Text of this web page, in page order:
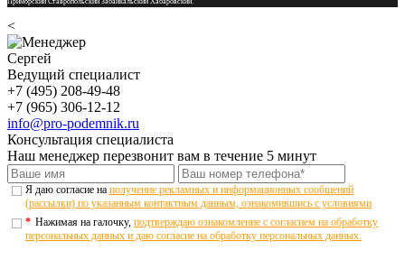
<
Сергей
Ведущий специалист
+7 (495) 208-49-48
+7 (965) 306-12-12
info@pro-podemnik.ru
Консультация специалиста
Наш менеджер перезвонит вам в течение 5 минут
Я даю согласие на получение рекламных и информационных сообщений
(рассылки) по указанным контактным данным, ознакомившись с условиями
* Нажимая на галочку, подтверждаю ознакомление с согласием на обработку
персональных данных и даю согласие на обработку персональных данных.